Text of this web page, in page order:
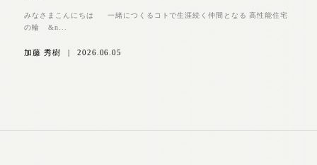
みなさまこんにちは 一緒につくるコトで生涯続く仲間となる 高性能住宅
の輪 &n...
加藤 秀樹 2026.06.05